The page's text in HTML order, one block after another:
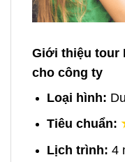
Giới thiệu tour
cho công ty
Loại hình:
Tiêu chuẩn:
Lịch trình: 4